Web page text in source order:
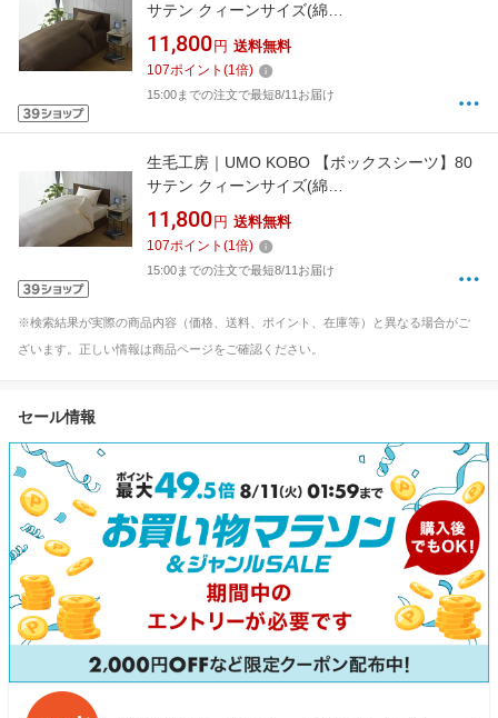
サテン クィーンサイズ(綿
100%/170×200×30cm/ブラウン)[UMK13BQBR]
11,800 円 送料無料
107ポイント (1倍)
15:00までの注文で最短8/11お届け
生毛工房｜UMO KOBO 【ボックスシーツ】80
サテン クィーンサイズ(綿
100%/170×200×30cm/ピンク)[UMK13BQPI]
11,800 円 送料無料
107ポイント (1倍)
15:00までの注文で最短8/11お届け
※検索結果が実際の商品内容（価格、送料、ポイント、在庫等）と異なる場合がご
ざいます。正しい情報は商品ページをご確認ください。
セール情報